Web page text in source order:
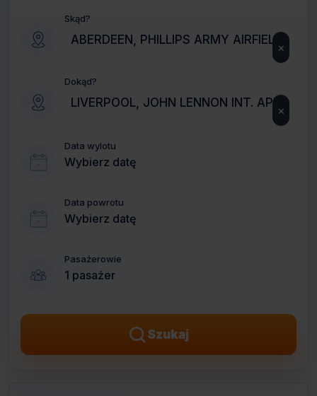
Skąd?
×
Dokąd?
×
Data wylotu
Wybierz datę
Data powrotu
Wybierz datę
Pasażerowie
1 pasażer
Szukaj